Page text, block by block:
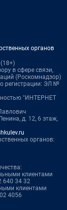
органов
в сфере связи,
(Роскомнадзор)
регистрации: ЭЛ №
"ИНТЕРНЕТ
д. 12, 6 этаж,
органов:
клиентами
640 34 32
клиентами
4056